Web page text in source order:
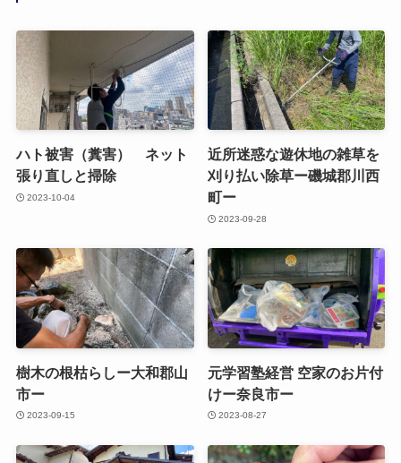
ハト被害（糞害） ネット
張り直しと掃除
2023-10-04
近所迷惑な遊休地の雑草を
刈り払い除草ー磯城郡川西
町ー
2023-09-28
樹木の根枯らしー大和郡山
市ー
2023-09-15
元学習塾経営 空家のお片付
けー奈良市ー
2023-08-27